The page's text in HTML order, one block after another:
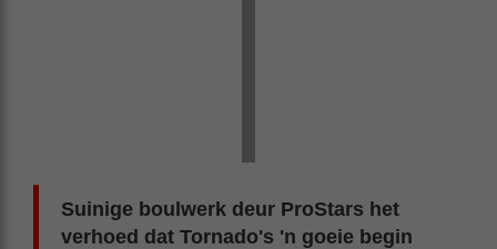
Suinige boulwerk deur ProStars het
verhoed dat Tornado's 'n goeie begin